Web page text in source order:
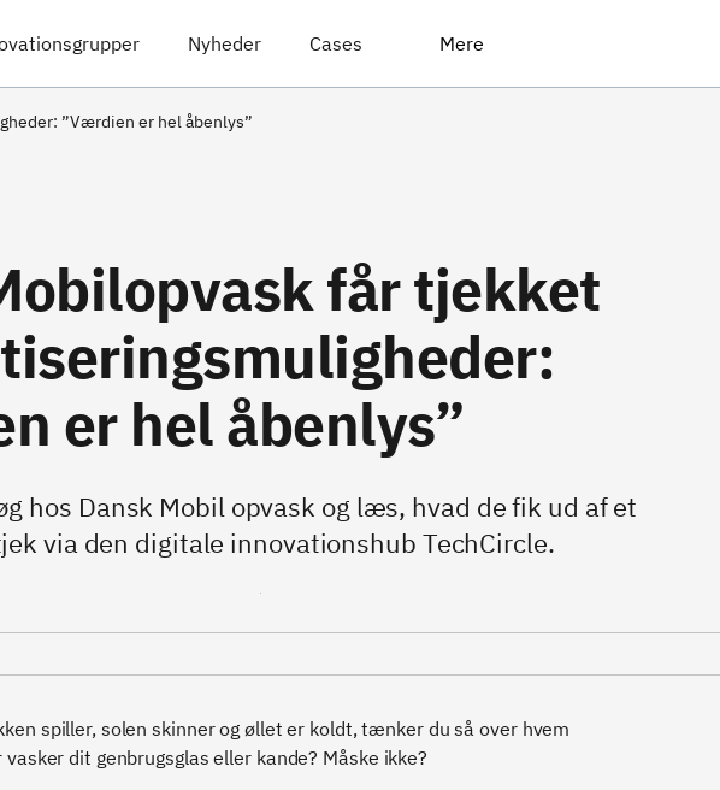
Nyheder Cases Mere
”Værdien er hel åbenlys”
får tjekket
er hel åbenlys”
hos Dansk Mobil opvask og læs, hvad de fik ud af et
via den digitale innovationshub TechCircle.
spiller, solen skinner og øllet er koldt, tænker du så over hvem
dit genbrugsglas eller kande? Måske ikke?